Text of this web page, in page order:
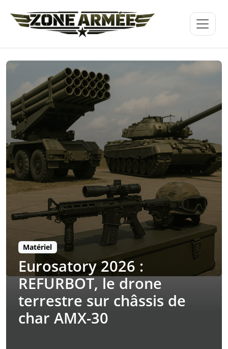
Matériel
Eurosatory 2026 :
REFURBOT, le drone
terrestre sur châssis de
char AMX-30